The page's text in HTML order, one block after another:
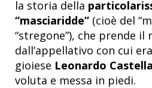
la storia della
“masciaridde” (cioè del
“stregone”), che prende il
dall’appellativo con cui
gioiese Leonardo
voluta e messa in piedi.